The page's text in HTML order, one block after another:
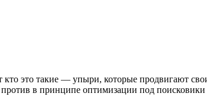
кто это такие — упыри, которые продвигают
в принципе оптимизации под